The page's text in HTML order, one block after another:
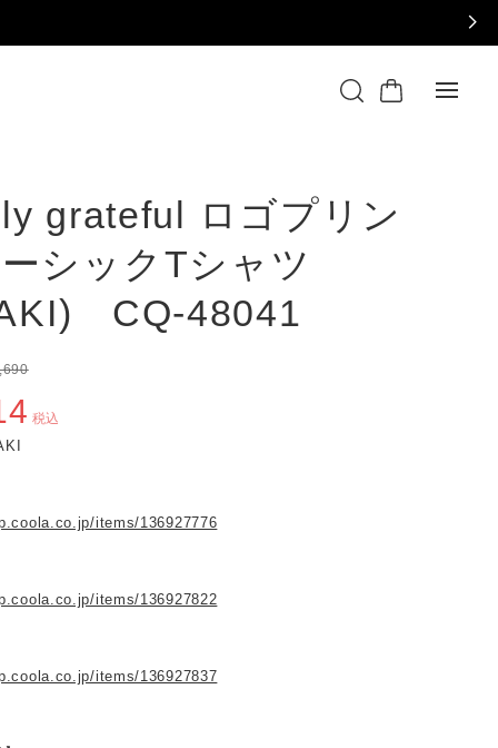
grateful ロゴプリン
シックTシャツ
CQ-48041
税込
items/136927776
items/136927822
items/136927837